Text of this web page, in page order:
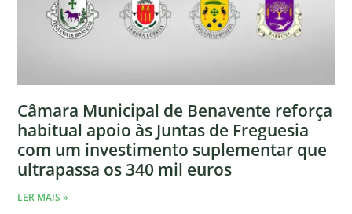
Câmara Municipal de Benavente reforça
habitual apoio às Juntas de Freguesia
com um investimento suplementar que
ultrapassa os 340 mil euros
LER MAIS »